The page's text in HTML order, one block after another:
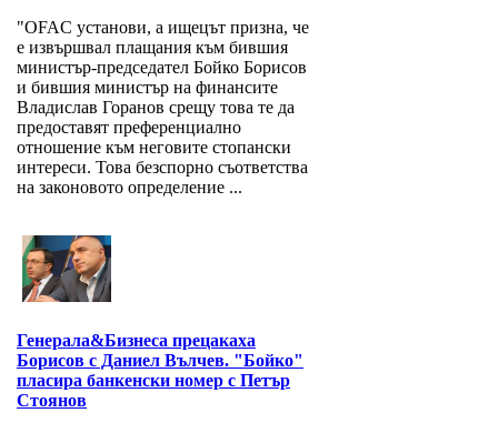
"OFAC установи, а ищецът призна, че
е извършвал плащания към бившия
министър-председател Бойко Борисов
и бившия министър на финансите
Владислав Горанов срещу това те да
предоставят преференциално
отношение към неговите стопански
интереси. Това безспорно съответства
на законовото определение ...
Генерала&Бизнеса прецакаха
Борисов с Даниел Вълчев. "Бойко"
пласира банкенски номер с Петър
Стоянов